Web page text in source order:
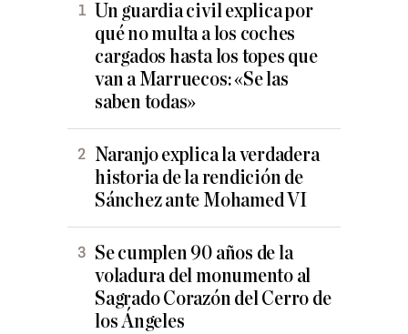
Un guardia civil explica por
qué no multa a los coches
cargados hasta los topes que
van a Marruecos: «Se las
saben todas»
Naranjo explica la verdadera
historia de la rendición de
Sánchez ante Mohamed VI
Se cumplen 90 años de la
voladura del monumento al
Sagrado Corazón del Cerro de
los Ángeles